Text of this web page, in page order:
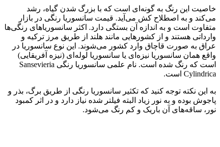
خاصیت این رنگ به گونه‌ای است که با بزرگ شدن گیاه، رشد
می‌کند و به اصطلاح کش می‌آید. قیمت سانسوریا رنگی در بازار
متفاوت است و به اندازه آن بستگی دارد. اکثر سانسوریاهای رنگی‌ها
وارداتی هستند و از کشور‌هایی مانند هلند از طریق مرز ترکیه و
عراق به صورت قاچاق وارد کشور می‌شوند. این نوع سانسوریا در
واقع همان سانسوریا نیزه‌ای یا سانسوریا لوله‌ای (نیزه آفریقایی)
است که رنگ شده است. نام علمی سانسوریا رنگی Sansevieria
Cylindrica است.
به این نکته توجه کنید که تکثیر سانسوریا رنگی از طریق برگ، بذر و
پاجوش بوده و به نور زیاد البته فیلتر شده نیاز دارد و در اثر کمبود
نور، ساقه‌های آن باریک و کم رنگ می‌شود.